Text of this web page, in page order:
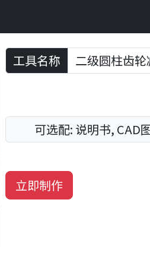
工具名称
可选配: 说明书, CAD
立即制作